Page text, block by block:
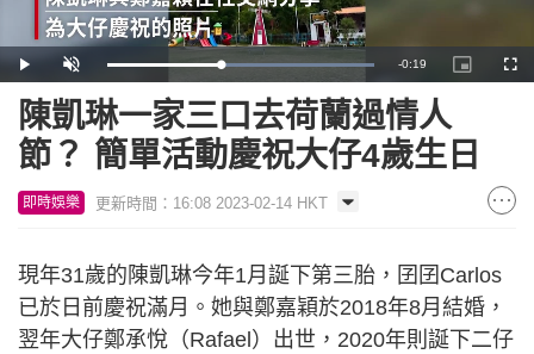
Play Unmute Loaded:
100.00%
Remaining
Time
-0:19
Picture-
in-
陳凱琳一家三口去荷蘭過情人
節？ 簡單活動慶祝大仔4歲生日
即時娛樂 更新時間：16:08 2023-02-14 HKT
現年31歲的陳凱琳今年1月誕下第三胎，囝囝Carlos
已於日前慶祝滿月。她與鄭嘉穎於2018年8月結婚，
翌年大仔鄭承悅（Rafael）出世，2020年則誕下二仔